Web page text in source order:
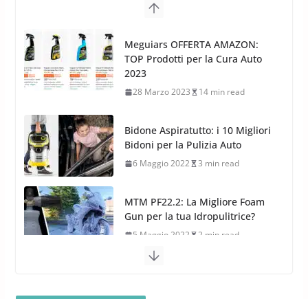
G.M.P. Group rafforza la
l’acquisizione di Reedijk
3 Dicembre 2024 3 min read
Meguiars OFFERTA AMAZON:
TOP Prodotti per la Cura Auto
2023
28 Marzo 2023 14 min read
Bidone Aspiratutto: i 10 Migliori
Bidoni per la Pulizia Auto
6 Maggio 2022 3 min read
MTM PF22.2: La Migliore Foam
Gun per la tua Idropulitrice?
5 Maggio 2022 2 min read